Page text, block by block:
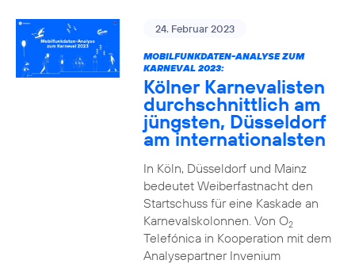
24. Februar 2023
MOBILFUNKDATEN-ANALYSE ZUM
KARNEVAL 2023:
Kölner Karnevalisten
durchschnittlich am
jüngsten, Düsseldorf
am internationalsten
In Köln, Düsseldorf und Mainz
bedeutet Weiberfastnacht den
Startschuss für eine Kaskade an
Karnevalskolonnen. Von O2
Telefónica in Kooperation mit dem
Analysepartner Invenium